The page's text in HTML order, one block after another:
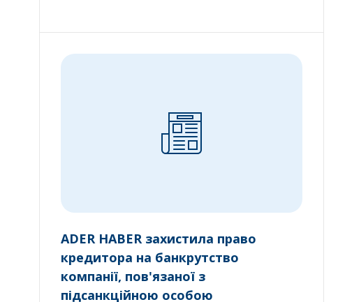
ADER HABER захистила право
кредитора на банкрутство
компанії, пов'язаної з
підсанкційною особою